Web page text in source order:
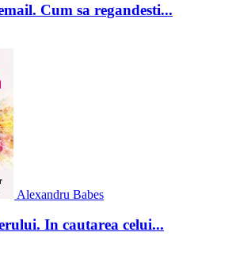
Cum sa regandesti...
Alexandru Babes
In cautarea celui...